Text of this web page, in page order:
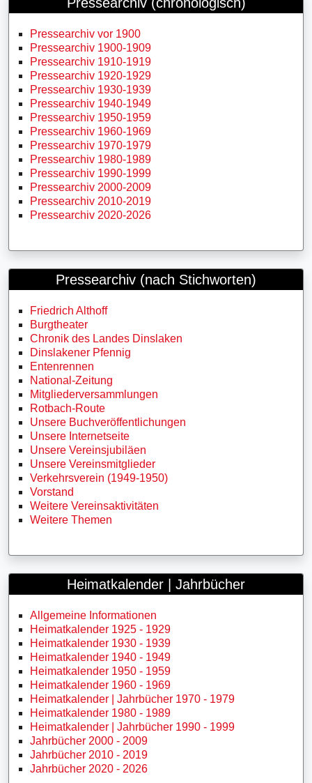
Pressearchiv vor 1900
Pressearchiv 1900-1909
Pressearchiv 1910-1919
Pressearchiv 1920-1929
Pressearchiv 1930-1939
Pressearchiv 1940-1949
Pressearchiv 1950-1959
Pressearchiv 1960-1969
Pressearchiv 1970-1979
Pressearchiv 1980-1989
Pressearchiv 1990-1999
Pressearchiv 2000-2009
Pressearchiv 2010-2019
Pressearchiv 2020-2026
Pressearchiv (nach Stichworten)
Friedrich Althoff
Burgtheater
Chronik des Landes Dinslaken
Dinslakener Pfennig
Entenrennen
National-Zeitung
Mitgliederversammlungen
Rotbach-Route
Unsere Buchveröffentlichungen
Unsere Internetseite
Unsere Vereinsjubiläen
Unsere Vereinsmitglieder
Verkehrsverein (1949-1950)
Vorstand
Weitere Vereinsaktivitäten
Weitere Themen
Heimatkalender | Jahrbücher
Allgemeine Informationen
Heimatkalender 1925 - 1929
Heimatkalender 1930 - 1939
Heimatkalender 1940 - 1949
Heimatkalender 1950 - 1959
Heimatkalender 1960 - 1969
Heimatkalender | Jahrbücher 1970 - 1979
Heimatkalender 1980 - 1989
Heimatkalender | Jahrbücher 1990 - 1999
Jahrbücher 2000 - 2009
Jahrbücher 2010 - 2019
Jahrbücher 2020 - 2026